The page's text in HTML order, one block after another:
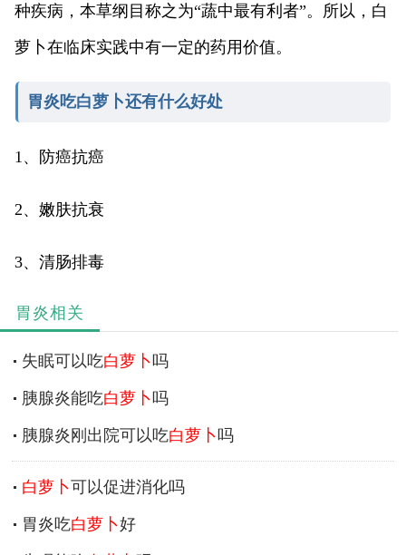
种疾病，本草纲目称之为“蔬中最有利者”。所以，白
萝卜在临床实践中有一定的药用价值。
胃炎吃白萝卜还有什么好处
1、防癌抗癌
2、嫩肤抗衰
3、清肠排毒
胃炎相关
失眠可以吃白萝卜吗
胰腺炎能吃白萝卜吗
胰腺炎刚出院可以吃白萝卜吗
白萝卜可以促进消化吗
胃炎吃白萝卜好